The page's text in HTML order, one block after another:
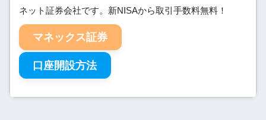
ネット証券会社です。新NISAから取引手数料無料！
マネックス証券
口座開設方法